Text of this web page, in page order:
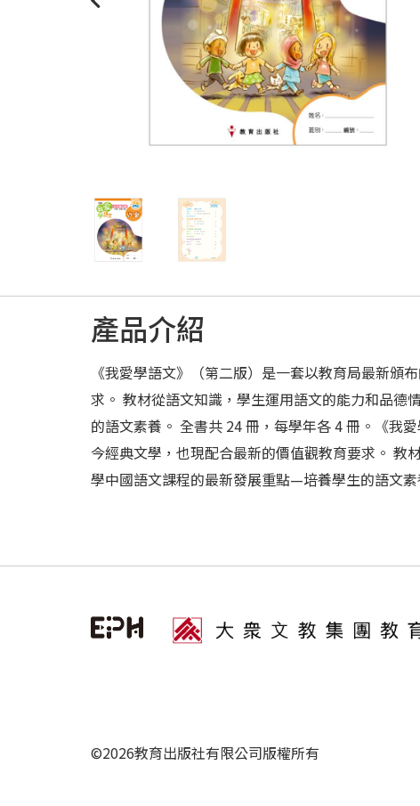
產品介紹
《我愛學語文》（第二版）是一套以教育局最新
求。 教材從語文知識，學生運用語文的能力和品
的語文素養。 全書共 24 冊，每學年各 4 冊。《我
今經典文學，也現配合最新的價值觀教育要求。 教
學中國語文課程的最新發展重點—培養學生的語文
©2026教育出版社有限公司版權所有